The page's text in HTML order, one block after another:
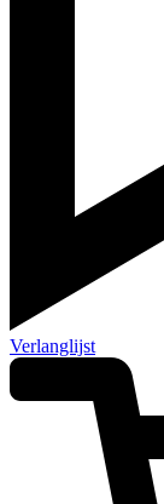
Verlanglijst